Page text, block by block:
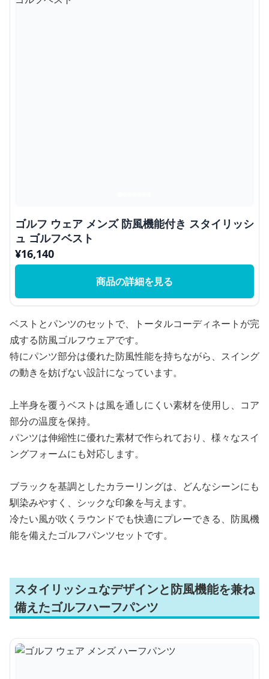
ゴルフ ウェア メンズ 防風機能付き スタイリッシ
ュ ゴルフベスト
¥16,140
商品の詳細を見る
ベストとパンツのセットで、トータルコーディネートが完
成する防風ゴルフウェアです。
特にパンツ部分は優れた防風性能を持ちながら、スイング
の動きを妨げない設計になっています。
上半身を覆うベストは風を通しにくい素材を使用し、コア
部分の温度を保持。
パンツは伸縮性に優れた素材で作られており、様々なスイ
ングフォームにも対応します。
ブラックを基調としたカラーリングは、どんなシーンにも
馴染みやすく、シックな印象を与えます。
冷たい風が吹くラウンドでも快適にプレーできる、防風機
能を備えたゴルフパンツセットです。
スタイリッシュなデザインと防風機能を兼ね
備えたゴルフハーフパンツ